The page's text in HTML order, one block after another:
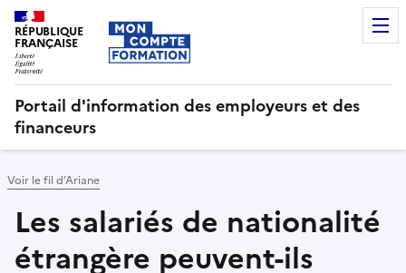
RÉPUBLIQUE
FRANÇAISE
Portail d'information des employeurs et des
financeurs
Voir le fil d’Ariane
Les salariés de nationalité
étrangère peuvent-ils